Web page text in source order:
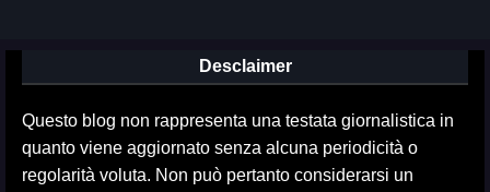
Desclaimer
Questo blog non rappresenta una testata giornalistica in
quanto viene aggiornato senza alcuna periodicità o
regolarità voluta. Non può pertanto considerarsi un